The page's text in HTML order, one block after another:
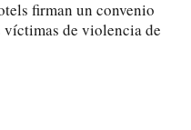
firman un convenio
de violencia de